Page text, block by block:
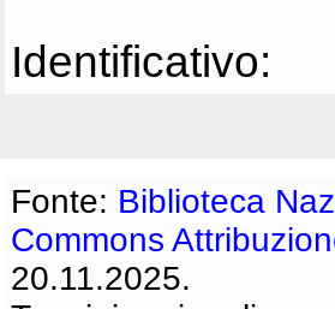
Identificativo:
Fonte: Biblioteca
Commons
20.11.2025.